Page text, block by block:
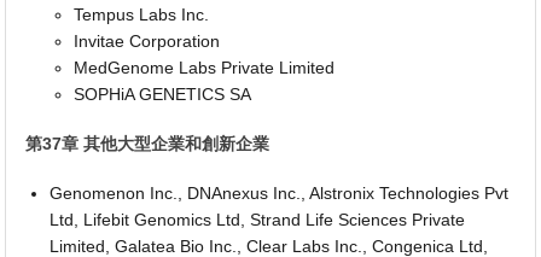
Tempus Labs Inc.
Invitae Corporation
MedGenome Labs Private Limited
SOPHiA GENETICS SA
第37章 其他大型企業和創新企業
Genomenon Inc., DNAnexus Inc., Alstronix Technologies Pvt
Ltd, Lifebit Genomics Ltd, Strand Life Sciences Private
Limited, Galatea Bio Inc., Clear Labs Inc., Congenica Ltd,